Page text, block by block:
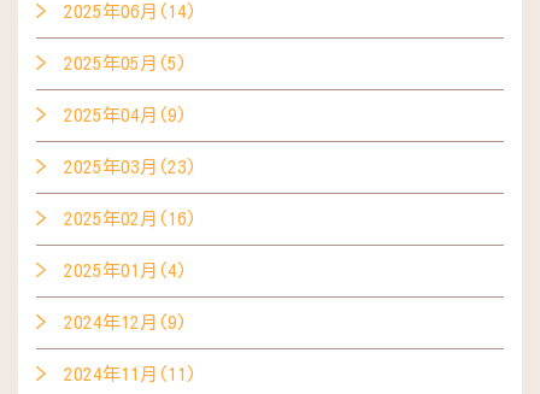
2025年06月(14)
2025年05月(5)
2025年04月(9)
2025年03月(23)
2025年02月(16)
2025年01月(4)
2024年12月(9)
2024年11月(11)